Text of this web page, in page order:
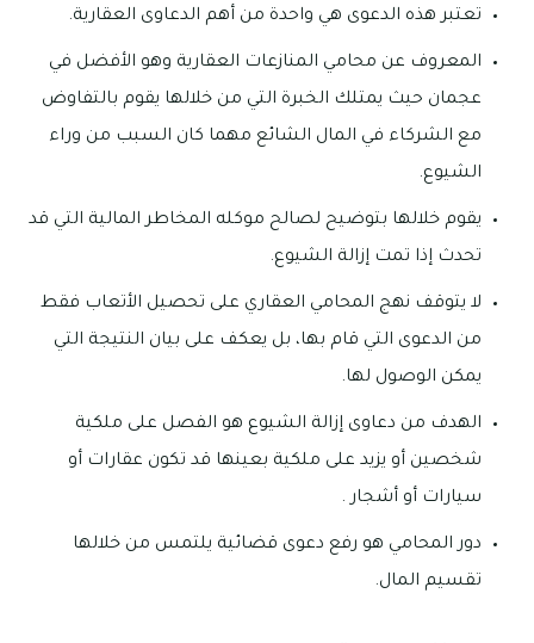
تعتبر هذه الدعوى هي واحدة من أهم الدعاوى العقارية.
المعروف عن محامي المنازعات العقارية وهو الأفضل في
عجمان حيث يمتلك الخبرة التي من خلالها يقوم بالتفاوض
مع الشركاء في المال الشائع مهما كان السبب من وراء
الشيوع.
يقوم خلالها بتوضيح لصالح موكله المخاطر المالية التي قد
تحدث إذا تمت إزالة الشيوع.
لا يتوقف نهج المحامي العقاري على تحصيل الأتعاب فقط
من الدعوى التي قام بها، بل يعكف على بيان النتيجة التي
يمكن الوصول لها.
الهدف من دعاوى إزالة الشيوع هو الفصل على ملكية
شخصين أو يزيد على ملكية بعينها قد تكون عقارات أو
سيارات أو أشجار .
دور المحامي هو رفع دعوى قضائية يلتمس من خلالها
تقسيم المال.